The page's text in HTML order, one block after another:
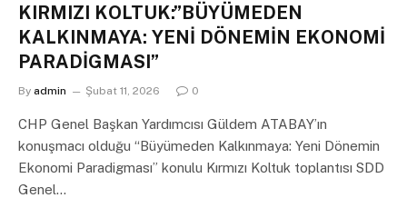
KIRMIZI KOLTUK:”BÜYÜMEDEN
KALKINMAYA: YENİ DÖNEMİN EKONOMİ
PARADİGMASI”
By admin Şubat 11, 2026 0
CHP Genel Başkan Yardımcısı Güldem ATABAY’ın
konuşmacı olduğu “Büyümeden Kalkınmaya: Yeni Dönemin
Ekonomi Paradigması” konulu Kırmızı Koltuk toplantısı SDD
Genel…